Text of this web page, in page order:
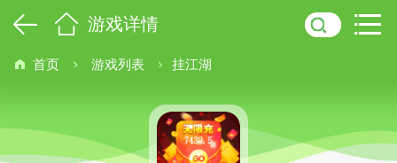
游戏详情
首页 游戏列表 挂江湖